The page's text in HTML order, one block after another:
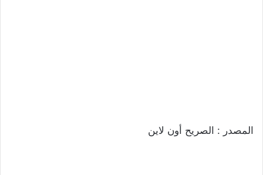
المصدر : الصريح أون لاين